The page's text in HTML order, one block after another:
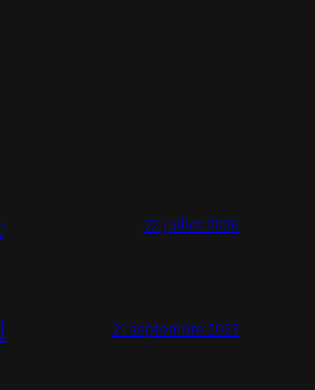
22 juillet 2026
21 septembre 2023